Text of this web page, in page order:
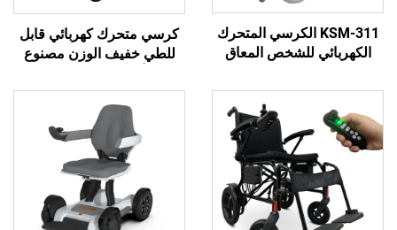
KSM-311 الكرسي المتحرك
للشخص المعاق
للمعاقين
كرسي متحرك كهربائي قابل
للطي خفيف الوزن مصنوع
Ksm-507 مع محرك بدون
فرش بقوة 200 واط
للاستخدام أثناء السفر